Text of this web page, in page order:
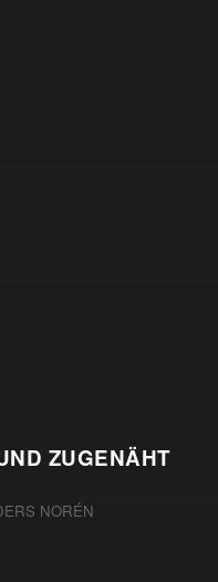
ZUGENÄHT
NORÉN